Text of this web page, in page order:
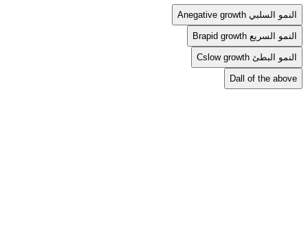
A negative growth النمو السلبي
B rapid growth النمو السريع
C slow growth النمو البطئ
Dall of the above